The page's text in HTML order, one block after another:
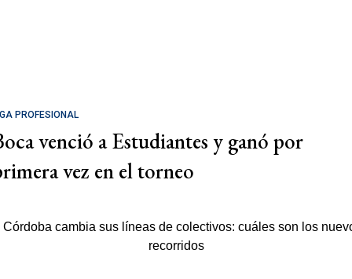
PROFESIONAL
venció a Estudiantes y ganó por
vez en el torneo